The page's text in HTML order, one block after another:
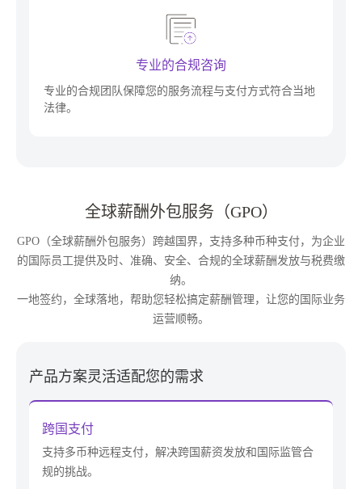
专业的合规咨询
专业的合规团队保障您的服务流程与支付方式符合当地
法律。
全球薪酬外包服务（GPO）
GPO（全球薪酬外包服务）跨越国界，支持多种币种支付，为企业
的国际员工提供及时、准确、安全、合规的全球薪酬发放与税费缴
纳。
一地签约，全球落地，帮助您轻松搞定薪酬管理，让您的国际业务
运营顺畅。
产品方案灵活适配您的需求
跨国支付
支持多币种远程支付，解决跨国薪资发放和国际监管合
规的挑战。